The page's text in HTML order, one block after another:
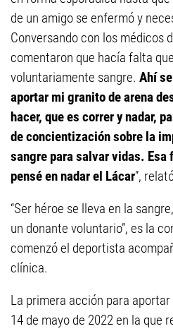
de un amigo se enfermó y
Conversando con los médicos
comentaron que hacía falta
voluntariamente sangre. Ahí
aportar mi granito de arena
hacer, que es correr y nadar,
de concientización sobre la
sangre para salvar vidas. Esa
pensé en nadar el Lácar”,
“Ser héroe se lleva en la
un donante voluntario”, es la
comenzó el deportista
clínica.
La primera acción para
14 de mayo de 2022 en la que